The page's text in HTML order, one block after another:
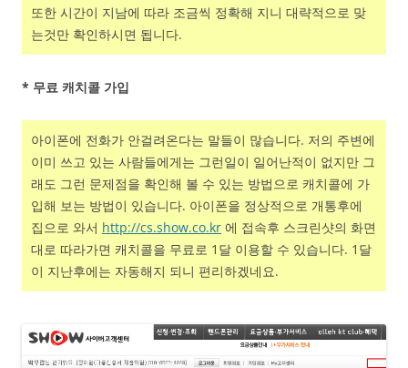
또한 시간이 지남에 따라 조금씩 정확해 지니 대략적으로 맞
는것만 확인하시면 됩니다.
* 무료 캐치콜 가입
아이폰에 전화가 안걸려온다는 말들이 많습니다. 저의 주변에
이미 쓰고 있는 사람들에게는 그런일이 일어난적이 없지만 그
래도 그런 문제점을 확인해 볼 수 있는 방법으로 캐치콜에 가
입해 보는 방법이 있습니다. 아이폰을 정상적으로 개통후에
집으로 와서 http://cs.show.co.kr 에 접속후 스크린샷의 화면
대로 따라가면 캐치콜을 무료로 1달 이용할 수 있습니다. 1달
이 지난후에는 자동해지 되니 편리하겠네요.